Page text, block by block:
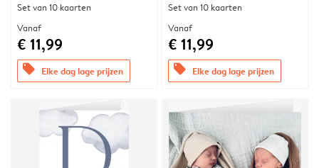
Set van 10 kaarten
Vanaf
€ 11,99
offers Elke dag lage prijzen
Set van 10 kaarten
Vanaf
€ 11,99
offers Elke dag lage prijzen